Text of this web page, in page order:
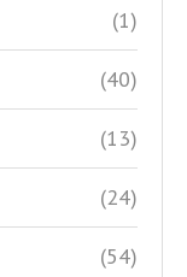
(1)
(40)
(13)
(24)
(54)